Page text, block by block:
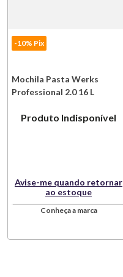
-10% Pix
Mochila Pasta Werks
Professional 2.0 16 L
Produto Indisponível
Avise-me quando retornar
ao estoque
Conheça a marca